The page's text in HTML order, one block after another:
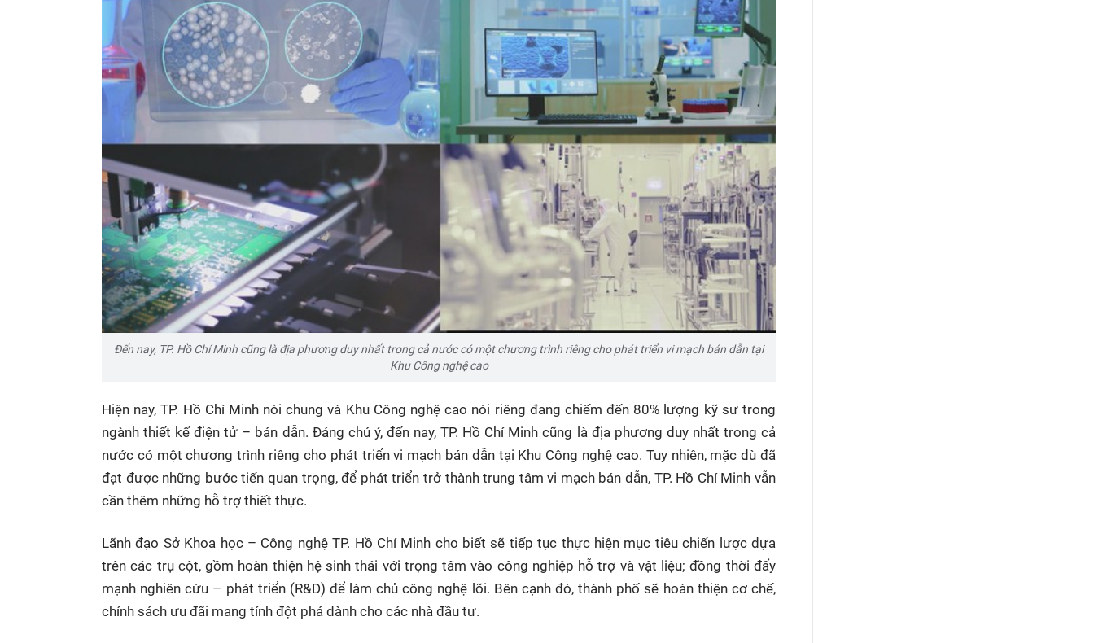
Đến nay, TP. Hồ Chí Minh cũng là địa phương duy nhất trong cả nước có một chương trình riêng cho phát triển vi mạch bán dẫn tại
Khu Công nghệ cao
Hiện nay, TP. Hồ Chí Minh nói chung và Khu Công nghệ cao nói riêng đang chiếm đến 80% lượng kỹ sư trong
ngành thiết kế điện tử – bán dẫn. Đáng chú ý, đến nay, TP. Hồ Chí Minh cũng là địa phương duy nhất trong cả
nước có một chương trình riêng cho phát triển vi mạch bán dẫn tại Khu Công nghệ cao. Tuy nhiên, mặc dù đã
đạt được những bước tiến quan trọng, để phát triển trở thành trung tâm vi mạch bán dẫn, TP. Hồ Chí Minh vẫn
cần thêm những hỗ trợ thiết thực.
Lãnh đạo Sở Khoa học – Công nghệ TP. Hồ Chí Minh cho biết sẽ tiếp tục thực hiện mục tiêu chiến lược dựa
trên các trụ cột, gồm hoàn thiện hệ sinh thái với trọng tâm vào công nghiệp hỗ trợ và vật liệu; đồng thời đẩy
mạnh nghiên cứu – phát triển (R&D) để làm chủ công nghệ lõi. Bên cạnh đó, thành phố sẽ hoàn thiện cơ chế,
chính sách ưu đãi mang tính đột phá dành cho các nhà đầu tư.